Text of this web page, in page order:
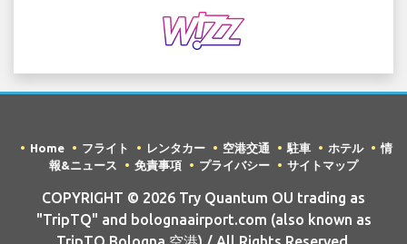
Home フライト レンタカー 空港交通 駐車 ホテル
情
報&ニュース
免責事項 プライバシー サイトマップ
COPYRIGHT © 2026 Try Quantum OU trading as
"TripTQ" and bolognaairport.com (also known as